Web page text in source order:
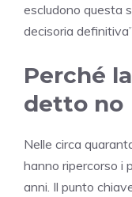
escludono questa
decisoria definitiva”.
Perché
detto no
Nelle circa
hanno ripercorso i
anni. Il punto